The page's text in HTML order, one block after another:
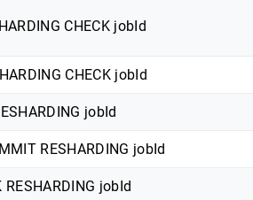
CHECK jobId
CHECK jobId
jobId
RESHARDING jobId
RESHARDING jobId